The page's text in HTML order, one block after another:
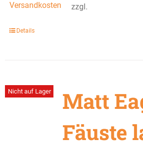
zzgl.
Versandkosten
Details
Nicht auf Lager
Matt
Fäuste